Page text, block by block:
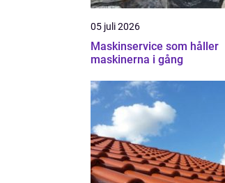
05 juli 2026
Maskinservice som håller
maskinerna i gång